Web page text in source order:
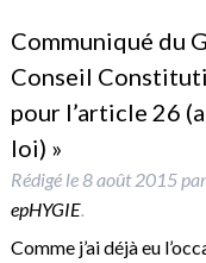
Communiqué du
Conseil
pour l’article 26
loi) »
Rédigé le8 août 2015par
epHYGIE.
Comme j’ai déjà eu